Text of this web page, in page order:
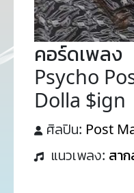
คอร์ดเพลง
Psycho
Dolla $ign
ศิลปิน: Post
แนวเพลง: สา